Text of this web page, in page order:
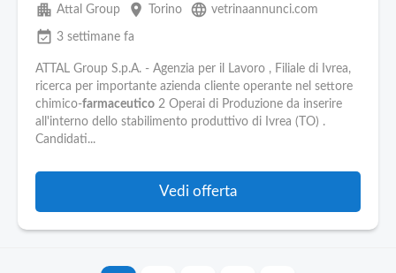
apartment Attal Group place Torino language vetrinaannunci.com
event_available 3 settimane fa
ATTAL Group S.p.A. - Agenzia per il Lavoro , Filiale di Ivrea,
ricerca per importante azienda cliente operante nel settore
chimico-farmaceutico 2 Operai di Produzione da inserire
all'interno dello stabilimento produttivo di Ivrea (TO) .
Candidati...
Vedi offerta